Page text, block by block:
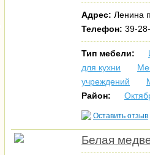
Адрес: Ленина
Телефон: 39-
Тип мебели:
для кухни
учреждений
Район:
Оставить отзыв
Белая